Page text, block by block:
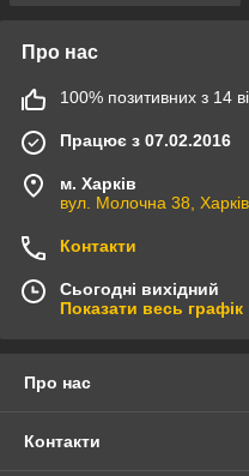
Про нас
100% позитивних з 14
Працює з 07.02.2016
м. Харків
вул. Молочна 38,
Контакти
Сьогодні вихідний
Показати весь
Про нас
Контакти